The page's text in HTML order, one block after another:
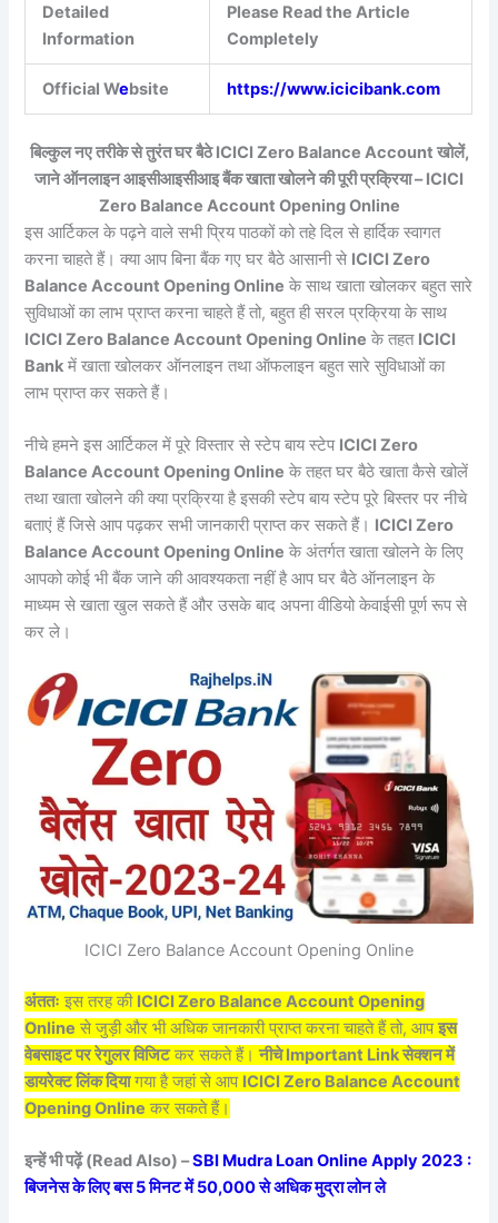
Detailed
Information
Please Read the Article
Completely
Official Website https://www.icicibank.com
बिल्कुल नए तरीके से तुरंत घर बैठे ICICI Zero Balance Account खोलें,
जाने ऑनलाइन आइसीआइसीआइ बैंक खाता खोलने की पूरी प्रक्रिया – ICICI
Zero Balance Account Opening Online
इस आर्टिकल के पढ़ने वाले सभी प्रिय पाठकों को तहे दिल से हार्दिक स्वागत
करना चाहते हैं। क्या आप बिना बैंक गए घर बैठे आसानी से ICICI Zero
Balance Account Opening Online के साथ खाता खोलकर बहुत सारे
सुविधाओं का लाभ प्राप्त करना चाहते हैं तो, बहुत ही सरल प्रक्रिया के साथ
ICICI Zero Balance Account Opening Online के तहत ICICI
Bank में खाता खोलकर ऑनलाइन तथा ऑफलाइन बहुत सारे सुविधाओं का
लाभ प्राप्त कर सकते हैं।
नीचे हमने इस आर्टिकल में पूरे विस्तार से स्टेप बाय स्टेप ICICI Zero
Balance Account Opening Online के तहत घर बैठे खाता कैसे खोलें
तथा खाता खोलने की क्या प्रक्रिया है इसकी स्टेप बाय स्टेप पूरे बिस्तर पर नीचे
बताएं हैं जिसे आप पढ़कर सभी जानकारी प्राप्त कर सकते हैं। ICICI Zero
Balance Account Opening Online के अंतर्गत खाता खोलने के लिए
आपको कोई भी बैंक जाने की आवश्यकता नहीं है आप घर बैठे ऑनलाइन के
माध्यम से खाता खुल सकते हैं और उसके बाद अपना वीडियो केवाईसी पूर्ण रूप से
कर ले।
ICICI Zero Balance Account Opening Online
अंततः इस तरह की ICICI Zero Balance Account Opening
Online से जुड़ी और भी अधिक जानकारी प्राप्त करना चाहते हैं तो, आपइस
वेबसाइट पर रेगुलर विजिटकर सकते हैं।नीचे Important Link सेक्शन में
डायरेक्ट लिंक दियागया है जहां से आप ICICI Zero Balance Account
Opening Online कर सकते हैं।
इन्हें भी पढ़ें (Read Also) –SBI Mudra Loan Online Apply 2023 :
बिजनेस के लिए बस 5 मिनट में 50,000 से अधिक मुद्रा लोन ले